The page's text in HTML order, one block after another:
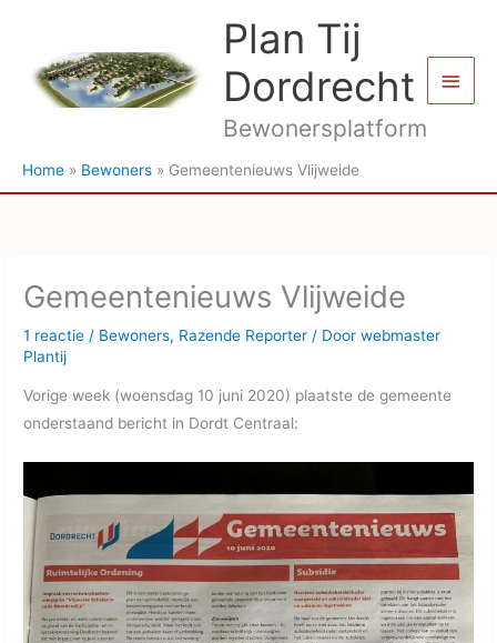
inhoud
Plan Tij
Dordrecht
Bewonersplatform
Home Bewoners Gemeentenieuws Vlijweide
Gemeentenieuws Vlijweide
1 reactie / Bewoners, Razende Reporter / Doorwebmaster
Plantij
Vorige week (woensdag 10 juni 2020) plaatste de gemeente
onderstaand bericht in Dordt Centraal: